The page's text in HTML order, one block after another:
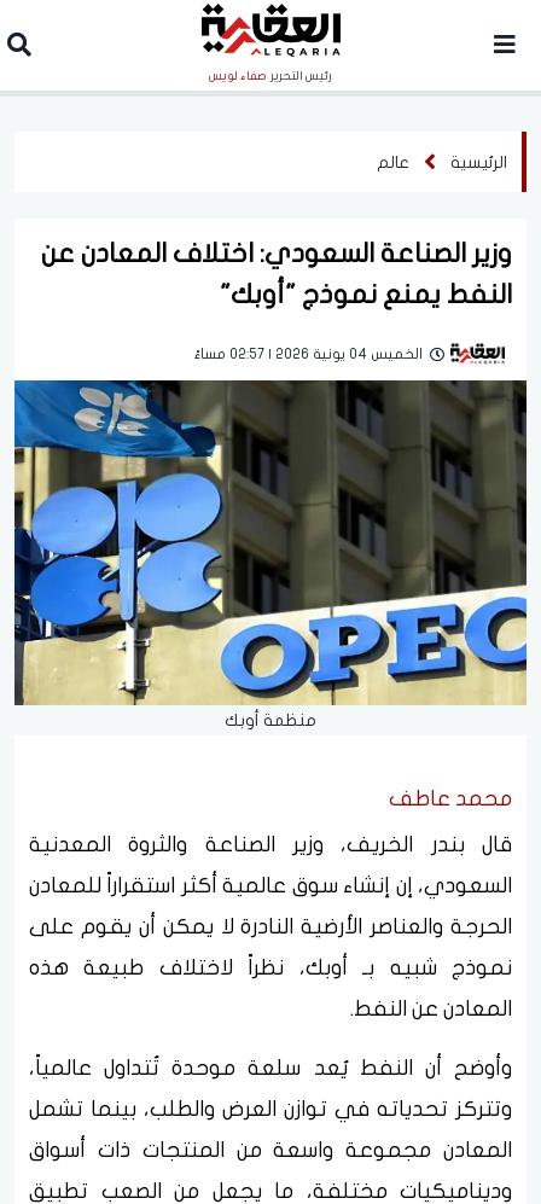
رئيس التحرير صفاء لويس
الرئيسية عالم
وزير الصناعة السعودي: اختلاف المعادن عن
النفط يمنع نموذج "أوبك"
الخميس 04 يونية 2026 | 02:57 مساءً
منظمة أوبك
محمد عاطف
قال بندر الخريف، وزير الصناعة والثروة المعدنية
السعودي، إن إنشاء سوق عالمية أكثر استقراراً للمعادن
الحرجة والعناصر الأرضية النادرة لا يمكن أن يقوم على
نموذج شبيه بـ أوبك، نظراً لاختلاف طبيعة هذه
المعادن عن النفط.
وأوضح أن النفط يُعد سلعة موحدة تُتداول عالمياً،
وتتركز تحدياته في توازن العرض والطلب، بينما تشمل
المعادن مجموعة واسعة من المنتجات ذات أسواق
وديناميكيات مختلفة، ما يجعل من الصعب تطبيق